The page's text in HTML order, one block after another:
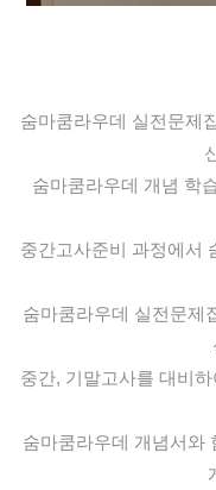
숨마쿰라우데 실전문제
숨마쿰라우데 개념 학
중간고사준비 과정에서
숨마쿰라우데 실전문제
중간, 기말고사를 대비
숨마쿰라우데 개념서와